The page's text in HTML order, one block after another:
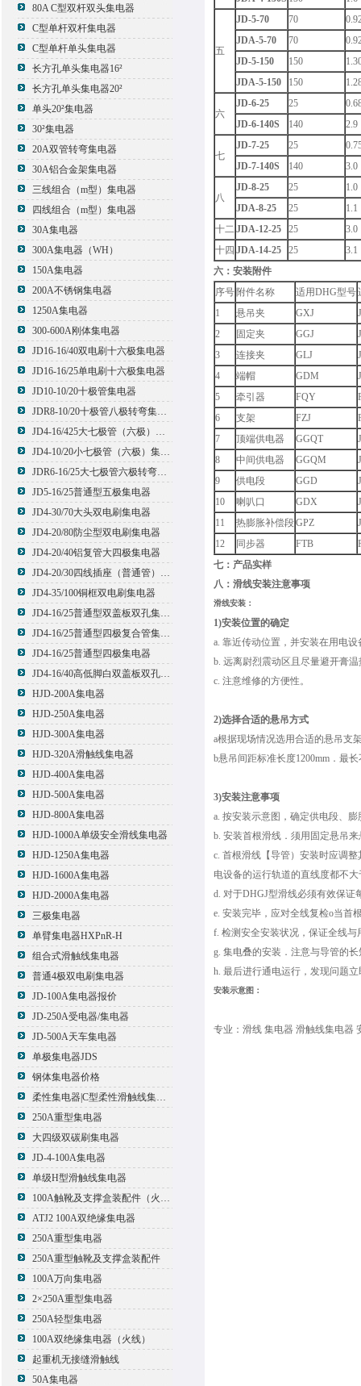
80A C型双杆双头集电器
C型单杆双杆集电器
C型单杆单头集电器
长方孔单头集电器16²
长方孔单头集电器20²
单头20²集电器
30²集电器
20A双管转弯集电器
30A铝合金架集电器
三线组合（m型）集电器
四线组合（m型）集电器
30A集电器
300A集电器（WH）
150A集电器
200A不锈钢集电器
1250A集电器
300-600A刚体集电器
JD16-16/40双电刷十六极集电器
JD16-16/25单电刷十六极集电器
JD10-10/20十极管集电器
JDR8-10/20十极管八极转弯集电器
JD4-16/425大七极管（六极）集电器
JD4-10/20小七极管（六极）集电器
JDR6-16/25大七极管六极转弯集电器
JD5-16/25普通型五极集电器
JD4-30/70大头双电刷集电器
JD4-20/80防尘型双电刷集电器
JD4-20/40铝复管大四极集电器
JD4-20/30四线插座（普通管）集电器
JD4-35/100铜框双电刷集电器
JD4-16/25普通型双盖板双孔集电器
JD4-16/25普通型四极复合管集电器
JD4-16/25普通型四极集电器
JD4-16/40高低脚白双盖板双孔集电器
HJD-200A集电器
HJD-250A集电器
HJD-300A集电器
HJD-320A滑触线集电器
HJD-400A集电器
HJD-500A集电器
HJD-800A集电器
HJD-1000A单级安全滑线集电器
HJD-1250A集电器
HJD-1600A集电器
HJD-2000A集电器
三极集电器
单臂集电器HXPnR-H
组合式滑触线集电器
普通4极双电刷集电器
JD-100A集电器报价
JD-250A受电器/集电器
JD-500A天车集电器
单极集电器JDS
钢体集电器价格
柔性集电器|C型柔性滑触线集电器
250A重型集电器
大四级双碳刷集电器
JD-4-100A集电器
单级H型滑触线集电器
100A触靴及支撑盒装配件（火线）
ATJ2 100A双绝缘集电器
250A重型集电器
250A重型触靴及支撑盒装配件
100A万向集电器
2×250A重型集电器
250A轻型集电器
100A双绝缘集电器（火线）
起重机无接缝滑触线
50A集电器
五
JD-5-70 70
JDA-5-70
70
JD-5-150
150
JDA-5-150
150
六
JD-6-25 25
JD-6-140S
140 2.9
七
JD-7-25 25
JD-7-140S
140 3.0
八
JD-8-25 25
1.0
JDA-8-25
25
1.1
十二JDA-12-25 25
3.0
十四 JDA-14-25 25
3.1
六：安装附件
序号 附件名称 适用DHG型号
1
悬吊夹 GXJ
2
固定夹 GGJ
3
连接夹 GLJ
4
端帽 GDM
5
牵引器 FQY
6
支架 FZJ
7
顶端供电器 GGQT
8
中间供电器 GGQM
9
供电段 GGD
10
喇叭口 GDX
11
热膨胀补偿段GPZ
12
同步器 FTB
七：产品实样
八：滑线安装注意事项
滑线安装：
1)安装位置的确定
a. 靠近传动位置，并安装在用电
b. 远离尉烈震动区且尽量避开膏
c. 注意维修的方便性。
2)选择合适的悬吊方式
a根据现场情况选用合适的悬吊支
b悬吊间距标准长度1200mm．最
3)安装注意事项
a. 按安装示意图，确定供电段、
b. 安装首根滑线．须用固定悬吊
c. 首根滑线【导管）安装时应调
电设备的运行轨道的直线度都不大
d. 对于DHGJ型滑线必须有效保证
e. 安装完毕，应对全线复检o当首
f. 检测安全安装状况，保证全线
g. 集电叠的安装．注意与导管的
h. 最后进行通电运行，发现问题
安装示意图：
专业：滑线 集电器 滑触线集电器